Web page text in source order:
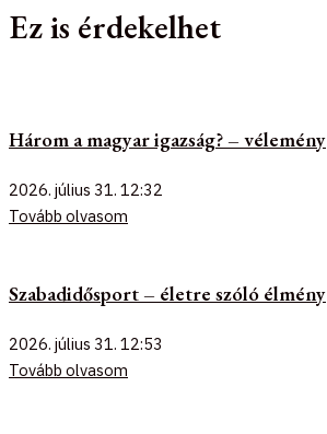
Ez is érdekelhet
Három a magyar igazság? – vélemény
2026. július 31. 12:32
Tovább olvasom
Szabadidősport – életre szóló élmény
2026. július 31. 12:53
Tovább olvasom